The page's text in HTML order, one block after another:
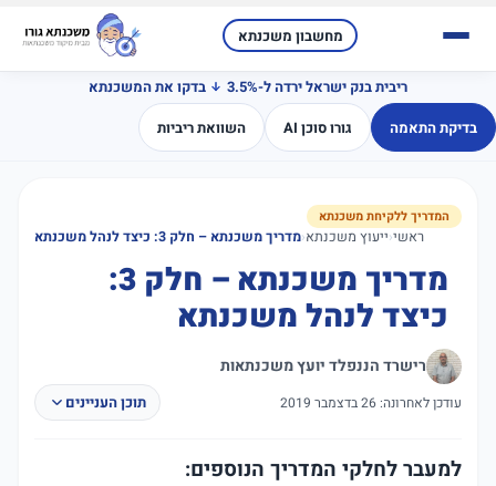
מחשבון משכנתא
ריבית בנק ישראל ירדה ל-3.5%
בדקו את המשכנתא
בדיקת התאמה
גורו סוכן AI השוואת ריביות
המדריך ללקיחת משכנתא
ראשי‹ייעוץ משכנתא‹מדריך משכנתא – חלק 3: כיצד לנהל משכנתא
מדריך משכנתא – חלק 3:
כיצד לנהל משכנתא
רישרד הננפלד יועץ משכנתאות
עודכן לאחרונה: 26 בדצמבר 2019 תוכן העניינים
למעבר לחלקי המדריך הנוספים: